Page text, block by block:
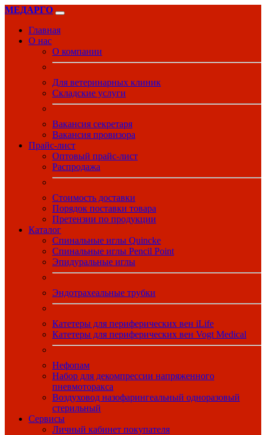
МЕДАРГО
Главная
О нас
О компании
Для ветеринарных клиник
Складские услуги
Вакансия секретаря
Вакансия провизора
Прайс-лист
Оптовый прайс-лист
Распродажа
Стоимость доставки
Порядок поставки товара
Претензии по продукции
Каталог
Спинальные иглы Quincke
Спинальные иглы Pencil Point
Эпидуральные иглы
Эндотрахеальные трубки
Катетеры для периферических вен iLife
Катетеры для периферических вен Vogt Medical
Нефопам
Набор для декомпрессии напряженного
пневмоторакса
Воздуховод назофарингеальный одноразовый
стерильный
Сервисы
Личный кабинет покупателя